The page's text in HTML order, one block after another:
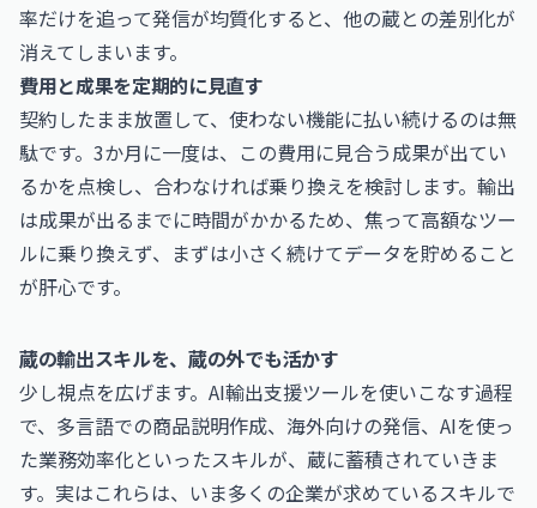
率だけを追って発信が均質化すると、他の蔵との差別化が
消えてしまいます。
費用と成果を定期的に見直す
契約したまま放置して、使わない機能に払い続けるのは無
駄です。3か月に一度は、この費用に見合う成果が出てい
るかを点検し、合わなければ乗り換えを検討します。輸出
は成果が出るまでに時間がかかるため、焦って高額なツー
ルに乗り換えず、まずは小さく続けてデータを貯めること
が肝心です。
蔵の輸出スキルを、蔵の外でも活かす
少し視点を広げます。AI輸出支援ツールを使いこなす過程
で、多言語での商品説明作成、海外向けの発信、AIを使っ
た業務効率化といったスキルが、蔵に蓄積されていきま
す。実はこれらは、いま多くの企業が求めているスキルで